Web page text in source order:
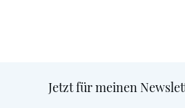
Jetzt für meinen